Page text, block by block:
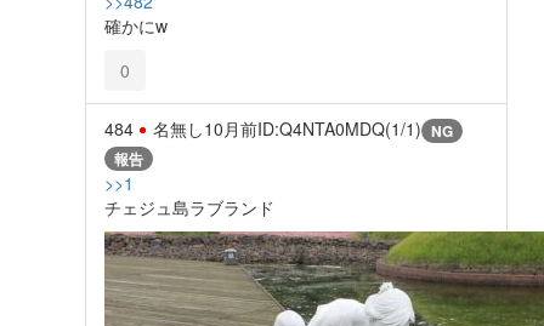
確かにw
0
484 名無し10月前ID:Q4NTA0MDQ(1/1) NG
報告
>>1
チェジュ島ラブランド